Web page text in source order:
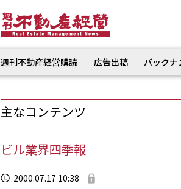
週刊不動産経営購読 広告出稿 バック
主なコンテンツ
ビル業界四季報
2000.07.17 10:38